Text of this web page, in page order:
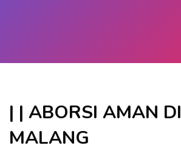
| | ABORSI AMAN DI
MALANG